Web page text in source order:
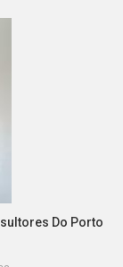
Do Porto